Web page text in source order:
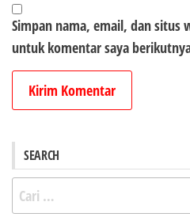
Simpan nama, email, dan situs
untuk komentar saya
SEARCH
Cari
untuk: